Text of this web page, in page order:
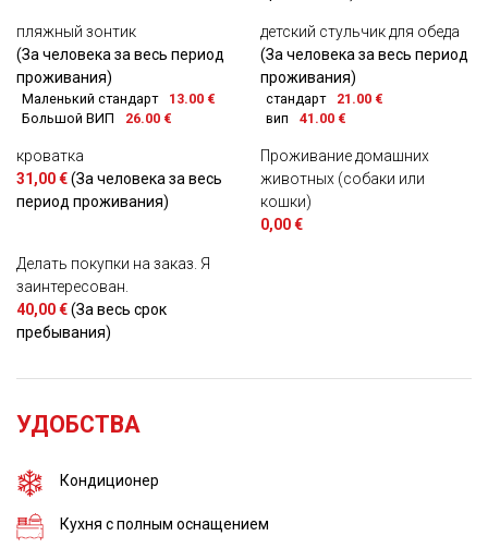
пляжный зонтик
(За человека за весь период
проживания)
Маленький стандарт
13.00 €
Большой ВИП
26.00 €
детский стульчик для обеда
(За человека за весь период
проживания)
стандарт
21.00 €
вип
41.00 €
кроватка
31,00 €(За человека за весь
период проживания)
Проживание домашних
животных (собаки или
кошки)
0,00 €
Делать покупки на заказ. Я
заинтересован.
40,00 €(За весь срок
пребывания)
УДОБСТВА
Кондиционер
Кухня с полным оснащением